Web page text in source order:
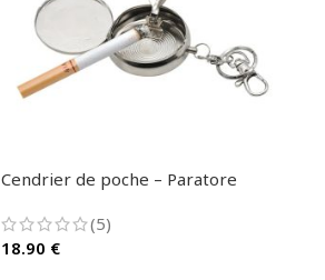
Cendrier de poche – Paratore
(5)
18.90 €